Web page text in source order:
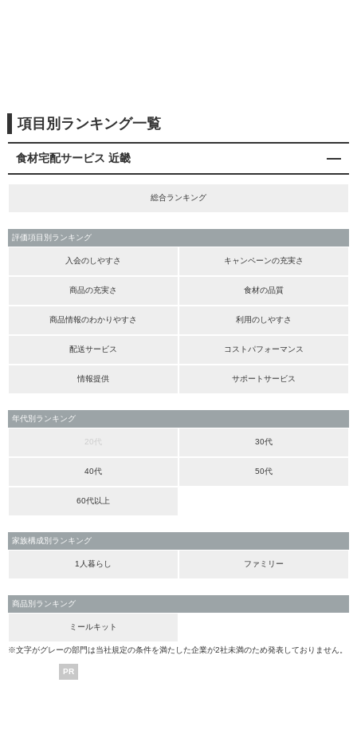
項目別ランキング一覧
食材宅配サービス 近畿
総合ランキング
評価項目別ランキング
入会のしやすさ キャンペーンの充実さ
商品の充実さ 食材の品質
商品情報のわかりやすさ 利用のしやすさ
配送サービス コストパフォーマンス
情報提供 サポートサービス
年代別ランキング
20代 30代
40代 50代
60代以上
家族構成別ランキング
1人暮らし ファミリー
商品別ランキング
ミールキット
※文字がグレーの部門は当社規定の条件を満たした企業が2社未満のため発表しておりません。
PR